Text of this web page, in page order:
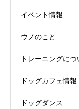
イベント情報
ウノのこと
トレーニングにつ
ドッグカフェ情報
ドッグダンス